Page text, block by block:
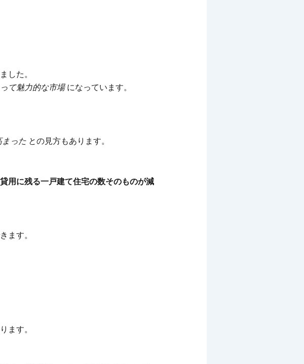
した。
て魅力的な市場になっています。
まった との見方もあります。
用に残る一戸建て住宅の数そのものが減
ます。
ます。